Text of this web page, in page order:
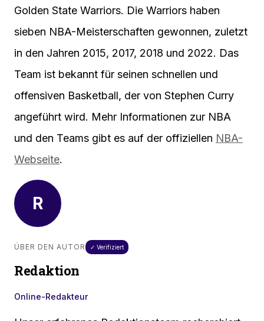
Golden State Warriors. Die Warriors haben
sieben NBA-Meisterschaften gewonnen, zuletzt
in den Jahren 2015, 2017, 2018 und 2022. Das
Team ist bekannt für seinen schnellen und
offensiven Basketball, der von Stephen Curry
angeführt wird. Mehr Informationen zur NBA
und den Teams gibt es auf der offiziellen NBA-
Webseite.
R
ÜBER DEN AUTOR ✓ Verifiziert
Redaktion
Online-Redakteur